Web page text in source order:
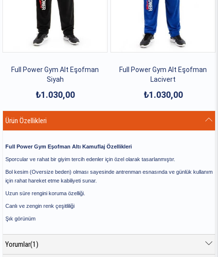
Full Power Gym Alt Eşofman
Siyah
₺1.030,00
Full Power Gym Alt Eşofman
Lacivert
₺1.030,00
Ürün Özellikleri
Full Power Gym Eşofman Altı Kamuflaj Özellikleri
Sporcular ve rahat bir giyim tercih edenler için özel olarak tasarlanmıştır.
Bol kesim (Oversize beden) olması sayesinde antrenman esnasında ve günlük kullanım
için rahat hareket etme kabiliyeti sunar.
Uzun süre rengini koruma özelliği.
Canlı ve zengin renk çeşitliliği
Şık görünüm
Yorumlar(1)